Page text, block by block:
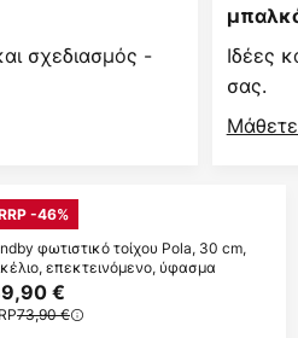
σχεδιασμός -
Ιδέες
σας.
-46%
φωτιστικό τοίχου Pola, 30 cm,
επεκτεινόμενο, ύφασμα
€
73,90 €